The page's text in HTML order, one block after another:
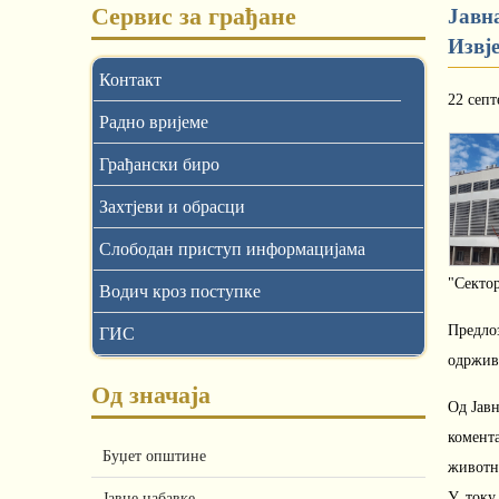
Сервис за грађане
Контакт
Радно вријеме
Грађански биро
Захтјеви и обрасци
Слободан приступ информацијама
Водич кроз поступке
ГИС
Од значаја
Буџет општине
22
Од